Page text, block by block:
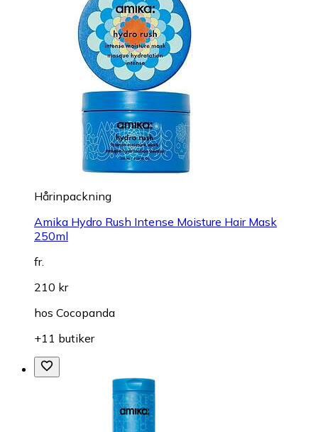
Hårinpackning
Amika Hydro Rush Intense Moisture Hair Mask
250ml
fr.
210 kr
hos Cocopanda
+11 butiker